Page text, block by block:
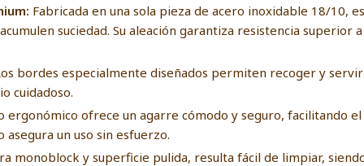
Fabricada en una sola pieza de acero inoxidable 18/10,
suciedad. Su aleación garantiza resistencia
bordes especialmente diseñados permiten recoger y servir
cuidadoso.
ergonómico ofrece un agarre cómodo y seguro, facilitando
un uso sin esfuerzo.
monoblock y superficie pulida, resulta fácil de limpiar,